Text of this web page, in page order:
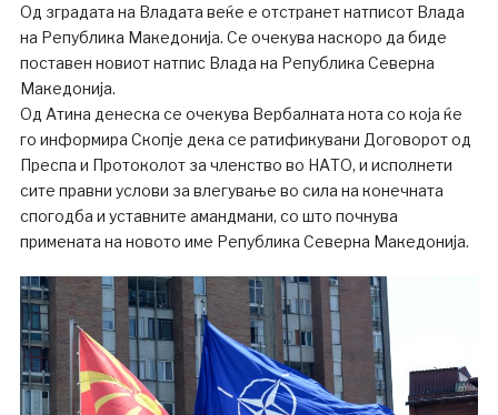
Од зградата на Владата веќе е отстранет натписот Влада
на Република Македонија. Се очекува наскоро да биде
поставен новиот натпис Влада на Република Северна
Македонија.
Од Атина денеска се очекува Вербалната нота со која ќе
го информира Скопје дека се ратификувани Договорот од
Преспа и Протоколот за членство во НАТО, и исполнети
сите правни услови за влегување во сила на конечната
спогодба и уставните амандмани, со што почнува
примената на новото име Република Северна Македонија.